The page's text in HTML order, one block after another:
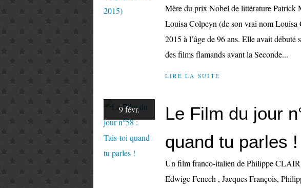
Mère du prix Nobel de littérature Patrick
Louisa Colpeyn (de son vrai nom Louisa
2015 à l’âge de 96 ans. Elle avait débuté
des films flamands avant la Seconde...
LIRE LA SUITE
9 févr.
Le Film du jour
quand tu parles !
Un film franco-italien de Philippe
Edwige Fenech , Jacques François,